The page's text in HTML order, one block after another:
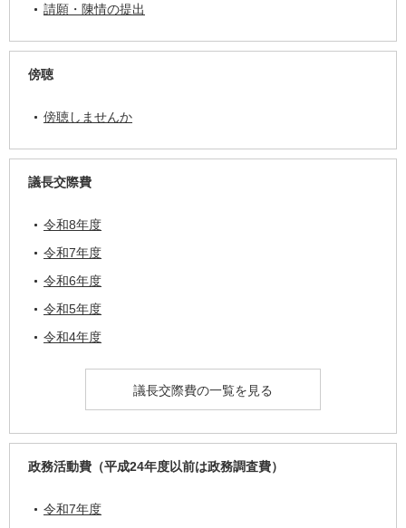
請願・陳情の提出
傍聴
傍聴しませんか
議長交際費
令和8年度
令和7年度
令和6年度
令和5年度
令和4年度
議長交際費の一覧を見る
政務活動費（平成24年度以前は政務調査費）
令和7年度